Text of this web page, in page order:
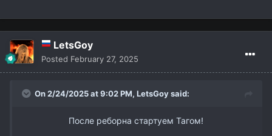
LetsGoy
Posted February 27, 2025
On 2/24/2025 at 9:02 PM, LetsGoysaid:
После реборна стартуем Тагом!